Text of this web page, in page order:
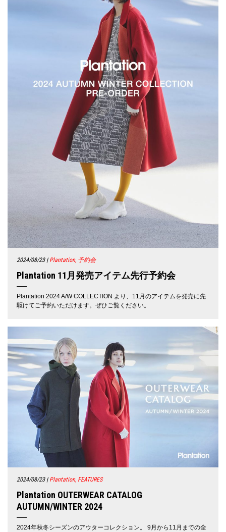
2024/08/23| Plantation, 予約会
Plantation 11月発売アイテム先行予約会
Plantation 2024 A/W COLLECTION より、11月のアイテムを発売に先
駆けてご予約いただけます。ぜひご覧ください。
2024/08/23| Plantation, FEATURES
Plantation OUTERWEAR CATALOG
AUTUMN/WINTER 2024
2024年秋冬シーズンのアウターコレクション。 9月から11月までの全